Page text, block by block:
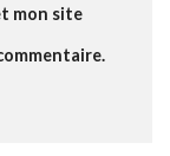
mon site